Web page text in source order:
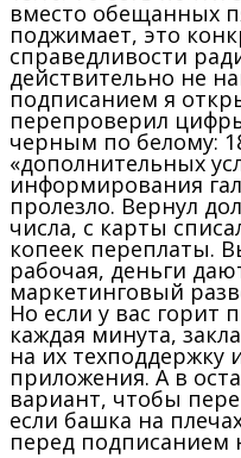
вместо обещанных
поджимает, это
справедливости
действительно не
подписанием я
перепроверил
черным по белому:
«дополнительных
информирования
пролезло. Вернул
числа, с карты
копеек переплаты.
рабочая, деньги
маркетинговый
Но если у вас горит
каждая минута,
на их
приложения. А в
вариант, чтобы
если башка на
перед подписанием